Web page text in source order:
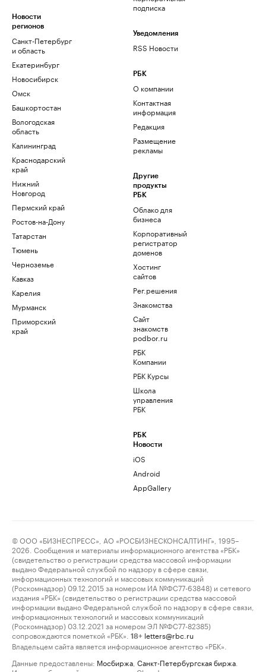
Новости
регионов
Санкт-Петербург
и область
Екатеринбург
Новосибирск
Омск
Башкортостан
Вологодская
область
Калининград
Краснодарский
край
Нижний
Новгород
Пермский край
Ростов-на-Дону
Татарстан
Тюмень
Черноземье
Кавказ
Карелия
Мурманск
Приморский
край
подписка
Уведомления
RSS Новости
РБК
О компании
Контактная
информация
Редакция
Размещение
рекламы
Другие
продукты
РБК
Облако для
бизнеса
Корпоративный
регистратор
доменов
Хостинг
сайтов
Рег.решения
Знакомства
Сайт
знакомств
podbor.ru
РБК
Компании
РБК Курсы
Школа
управления
РБК
РБК
Новости
iOS
Android
AppGallery
© ООО «БИЗНЕСПРЕСС», АО «РОСБИЗНЕСКОНСАЛТИНГ», 1995–
2026. Сообщения и материалы информационного агентства «РБК»
(свидетельство о регистрации средства массовой информации
выдано Федеральной службой по надзору в сфере связи,
информационных технологий и массовых коммуникаций
(Роскомнадзор) 09.12.2015 за номером ИА №ФС77-63848) и сетевого
издания «РБК» (свидетельство о регистрации средства массовой
информации выдано Федеральной службой по надзору в сфере связи,
информационных технологий и массовых коммуникаций
(Роскомнадзор) 03.12.2021 за номером ЭЛ №ФС77-82385)
сопровождаются пометкой «РБК».
18+ letters@rbc.ru
Владельцем сайта является информационное агентство «РБК».
Данные предоставлены: Мосбиржа Санкт-Петербургская биржа